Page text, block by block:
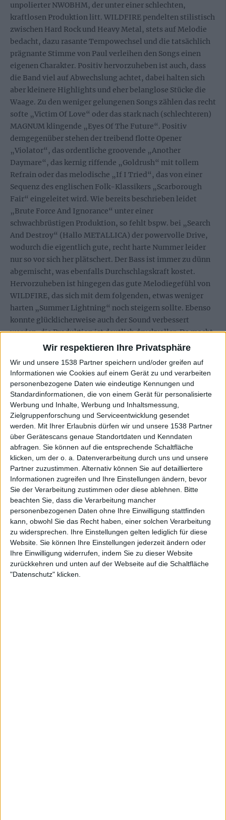
Wir respektieren Ihre Privatsphäre
Wir und unsere 1538 Partner speichern und/oder greifen auf
Informationen wie Cookies auf einem Gerät zu und verarbeiten
personenbezogene Daten wie eindeutige Kennungen und
Standardinformationen, die von einem Gerät für personalisierte
Werbung und Inhalte, Werbung und Inhaltsmessung,
Zielgruppenforschung und Serviceentwicklung gesendet
werden.
Mit Ihrer Erlaubnis dürfen wir und unsere 1538 Partner
über Gerätescans genaue Standortdaten und Kenndaten
abfragen. Sie können auf die entsprechende Schaltfläche
klicken, um der o. a. Datenverarbeitung durch uns und unsere
Partner zuzustimmen. Alternativ können Sie auf detailliertere
Informationen zugreifen und Ihre Einstellungen ändern, bevor
Sie der Verarbeitung zustimmen oder diese ablehnen.
Bitte
beachten Sie, dass die Verarbeitung mancher
personenbezogenen Daten ohne Ihre Einwilligung stattfinden
kann, obwohl Sie das Recht haben, einer solchen Verarbeitung
zu widersprechen. Ihre Einstellungen gelten lediglich für diese
Website. Sie können Ihre Einstellungen jederzeit ändern oder
Ihre Einwilligung widerrufen, indem Sie zu dieser Website
zurückkehren und unten auf der Webseite auf die Schaltfläche
"Datenschutz" klicken.
unpolierter NWOBHM, der unter einer schlechten,
kraftlosen Produktion litt. WILDFIRE pendelten stilistisch
zwischen Hard Rock und Heavy Metal, stets auf Melodie
bedacht, dazu rasante Tempowechsel und die tatsächlich
prägnante Stimme von Paul verleihen den Songs einen
eigenen Charakter. Positiv hervorzuheben ist auch, dass
die Band viel auf Abwechslung achtet, dabei halten sich
aber kleinere Highlights und eher belanglose Stücke die
Waage. Zu den weniger gelungenen Songs zählen das recht
softe „Victim Of Love“ oder das stark nach (schlechteren)
MAGNUM klingende „Eyes Of The Future“. Positiv
demgegenüber stehen der treibend flotte Opener
„Violator“, das ordentliche groovende „Another
Daymare“, das kernig riffende „Goldrush“ mit tollem
Refrain oder das melodische „If I Tried“, das von einer
Sequenz des englischen Folk-Klassikers „Scarborough
Fair“ eingeleitet wird. Wie bereits beschrieben leidet
„Brute Force And Ignorance“ unter einer
schwachbrüstigen Produktion, so fehlt bspw. bei „Search
And Destroy“ (Hallo METALLICA) der powervolle Drive,
wodurch die eigentlich gute, recht harte Nummer leider
nur so vor sich her plätschert. Der Bass ist immer zu dünn
abgemischt, was ebenfalls Durchschlagskraft kostet.
Hervorzuheben ist hingegen das gute Melodiegefühl von
WILDFIRE, das sich mit dem folgenden, etwas weniger
harten „Summer Lightning“ noch steigern sollte. Ebenso
konnte glücklicherweise auch der Sound verbessert
werden, die Produktion ist deutlich druckvoller. Da macht
dann auch der treibende, mitreißende Hard Rock Opener
THE SWEET geht, genauso wie der Titelsong, der an
„Desolution Boulevard“ erinnert. Auch die im Midtempo
gehaltene, eingängige Twin-Gitarren-Nummer „Nothing
Lasts Forever“ oder das an IRON MAIDEN erinnernde
„Screaming In The Night“. Auch die emotionale Ballade
„Give Me Back Your Heart“ gefällt. Ebenso der Midtempo
Stadion-Rocker „Fight Fire With Fire“ (Hallo nochmal,
METALLICA). Keine Frage, mit ihrem zweiten Album
„Summer Lightning“ konnten sich WILDFIRE in jeglicher
Hinsicht gehörig steigern – um sich danach leider
aufzulösen. Als Bonusmaterial gibt es lediglich die
Ballade „Jerusalem“, ein gutgemachtes EMERSON, LAKE
& PALMER Cover.
Was bleibt
Ihren kleinen Platz in der Geschichte des Heavy Metals
hatten sich WILDFIRE in der kurzen aktiven Phase erspielt.